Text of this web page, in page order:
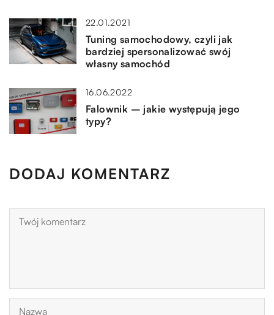
22.01.2021
Tuning samochodowy, czyli jak
bardziej spersonalizować swój
własny samochód
16.06.2022
Falownik – jakie występują jego
typy?
DODAJ KOMENTARZ